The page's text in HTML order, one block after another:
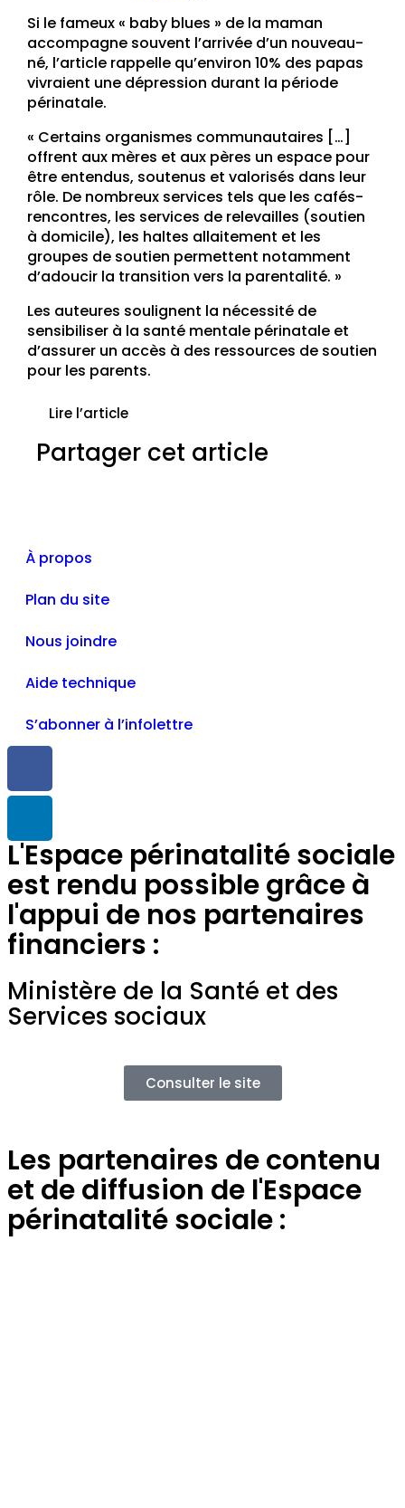
Si le fameux « baby blues » de la maman
accompagne souvent l’arrivée d’un nouveau-
né, l’article rappelle qu’environ 10% des papas
vivraient une dépression durant la période
périnatale.
« Certains organismes communautaires […]
offrent aux mères et aux pères un espace pour
être entendus, soutenus et valorisés dans leur
rôle. De nombreux services tels que les cafés-
rencontres, les services de relevailles (soutien
à domicile), les haltes allaitement et les
groupes de soutien permettent notamment
d’adoucir la transition vers la parentalité. »
Les auteures soulignent la nécessité de
sensibiliser à la santé mentale périnatale et
d’assurer un accès à des ressources de soutien
pour les parents.
Lire l’article
Partager cet article
À propos
Plan du site
Nous joindre
Aide technique
S’abonner à l’infolettre
L'Espace périnatalité sociale
est rendu possible grâce à
l'appui de nos partenaires
financiers :
Ministère de la Santé et des
Services sociaux
Consulter le site
Les partenaires de contenu
et de diffusion de l'Espace
périnatalité sociale :